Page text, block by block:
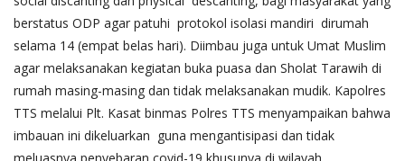
berstatus ODP agar patuhi protokol isolasi mandiri dirumah
selama 14 (empat belas hari). Diimbau juga untuk Umat Muslim
agar melaksanakan kegiatan buka puasa dan Sholat Tarawih di
rumah masing-masing dan tidak melaksanakan mudik. Kapolres
TTS melalui Plt. Kasat binmas Polres TTS menyampaikan bahwa
imbauan ini dikeluarkan guna mengantisipasi dan tidak